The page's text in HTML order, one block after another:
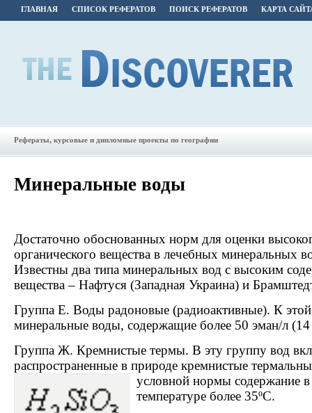
ГЛАВНАЯ СПИСОК РЕФЕРАТОВ ПОИСК РЕФЕРАТОВ КАРТА
Рефераты, курсовые и дипломные проекты по географии
Минеральные воды
Достаточно обоснованных норм для оценки
органического вещества в лечебных минеральных
Известны два типа минеральных вод с высоким
вещества – Нафтуся (Западная Украина) и
Группа Е. Воды радоновые (радиоактивные). К этой
минеральные воды, содержащие более 50 эман/л
Группа Ж. Кремнистые термы. В эту группу вод
распространенные в природе кремнистые
условной нормы содержание
температуре более 35ºC.